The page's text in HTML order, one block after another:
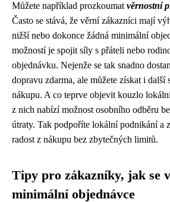
Můžete například prozkoumat věrnostní
Často se stává, že věrní zákazníci mají
nižší nebo dokonce žádná minimální
možností je spojit síly s přáteli nebo
objednávku. Nejenže se tak snadno
dopravu zdarma, ale můžete získat i další
nákupu. A co teprve objevit kouzlo
z nich nabízí možnost osobního odběru
útraty. Tak podpoříte lokální podnikání a
radost z nákupu bez zbytečných limitů.
Tipy pro zákazníky, jak se
minimální objednávce